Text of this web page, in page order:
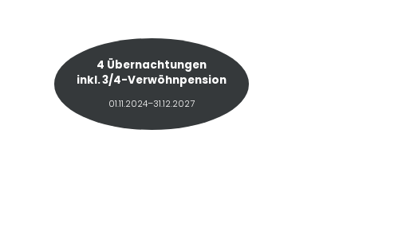
4 Übernachtungen
inkl.3/4-Verwöhnpension
01.11.2024–31.12.2027